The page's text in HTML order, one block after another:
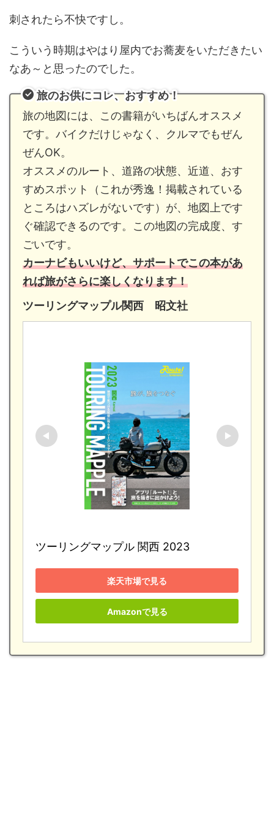
刺されたら不快ですし。
こういう時期はやはり屋内でお蕎麦をいただきたい
なあ～と思ったのでした。
旅のお供にコレ、おすすめ！
旅の地図には、この書籍がいちばんオススメ
です。バイクだけじゃなく、クルマでもぜん
ぜんOK。
オススメのルート、道路の状態、近道、おす
すめスポット（これが秀逸！掲載されている
ところはハズレがないです）が、地図上です
ぐ確認できるのです。この地図の完成度、す
ごいです。
カーナビもいいけど、サポートでこの本があ
れば旅がさらに楽しくなります！
ツーリングマップル関西 昭文社
ツーリングマップル 関西 2023
楽天市場で見る
Amazonで見る